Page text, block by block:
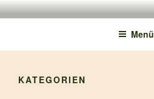
150 JAHRE TMS
Menü
KATEGORIEN